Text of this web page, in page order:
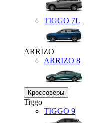
TIGGO 7L
ARRIZO
ARRIZO 8
Кроссоверы
Tiggo
TIGGO 9